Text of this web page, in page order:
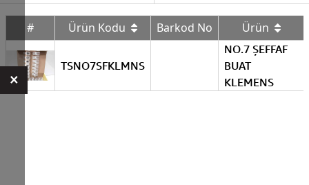
# Ürün Kodu Barkod No Ürün
TSNO7SFKLMNS
NO.7 ŞEFFAF
BUAT
KLEMENS
×